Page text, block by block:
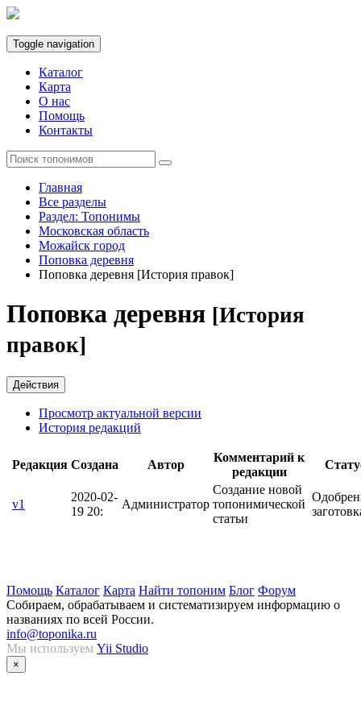
Toggle navigation
Каталог
Карта
О нас
Помощь
Контакты
Главная
Все разделы
Раздел: Топонимы
Московская область
Можайск город
Поповка деревня
Поповка деревня [История правок]
Поповка деревня [История
правок]
Действия
Просмотр актуальной версии
История редакций
Редакция Создана Автор
Комментарий к
редакции
v1
2020-02-
19 20:
Администратор
Создание новой
топонимической
статьи
Помощь Каталог Карта Найти топоним Блог Форум
Собираем, обрабатываем и систематизируем информацию о
названиях по всей России.
info@toponika.ru
Мы используем Yii Studio
×